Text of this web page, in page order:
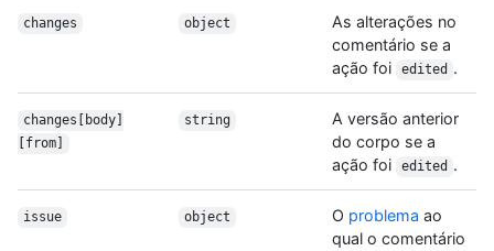
changes object
As alterações no
comentário se a
ação foi
edited .
changes[body]
[from]
string
A versão anterior
do corpo se a
ação foi
edited .
issue object O problema ao
qual o comentário